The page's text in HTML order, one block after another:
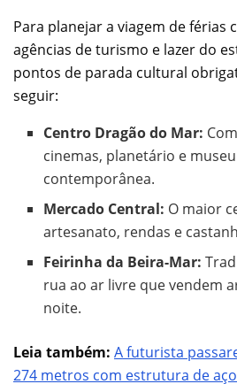
Para planejar a viagem de férias
agências de turismo e lazer do
pontos de parada cultural
seguir:
Centro Dragão do Mar:
cinemas, planetário e
contemporânea.
Mercado Central: O maior
artesanato, rendas e
Feirinha da Beira-Mar:
rua ao ar livre que vendem
noite.
Leia também: A futurista
274 metros com estrutura de